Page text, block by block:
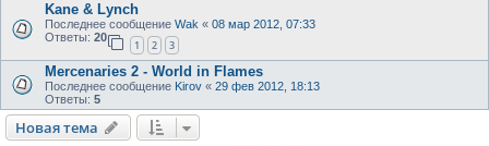
Kane & Lynch
Последнее сообщение Wak « 08 мар 2012, 07:33
Ответы: 20
1 2 3
Mercenaries 2 - World in Flames
Последнее сообщение Kirov « 29 фев 2012, 18:13
Ответы: 5
Новая тема